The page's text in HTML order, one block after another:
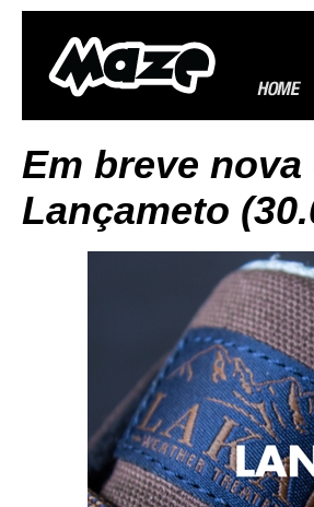
Em breve
Lançameto